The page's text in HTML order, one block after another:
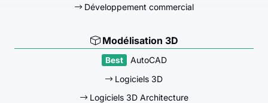
Développement commercial
Modélisation 3D
AutoCAD
Logiciels 3D
Logiciels 3D Architecture